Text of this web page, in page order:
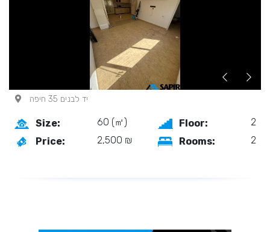
יד לבנים 35 חיפה
Size: 60 (㎡) Floor:
2
Price:
2,500 ₪ Rooms: 2